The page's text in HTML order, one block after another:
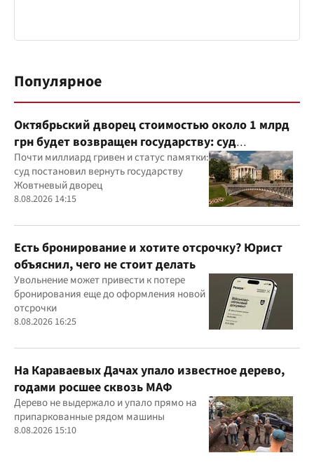
Популярное
Октябрьский дворец стоимостью около 1 млрд
грн будет возвращен государству: суд
удовлетворил иск прокуратуры
Почти миллиард гривен и статус памятки:
суд постановил вернуть государству
Жовтневый дворец
8.08.2026 14:15
Есть бронирование и хотите отсрочку? Юрист
объяснил, чего не стоит делать
Увольнение может привести к потере
бронирования еще до оформления новой
отсрочки
8.08.2026 16:25
На Караваевых Дачах упало известное дерево,
годами росшее сквозь МАФ
Дерево не выдержало и упало прямо на
припаркованные рядом машины
8.08.2026 15:10